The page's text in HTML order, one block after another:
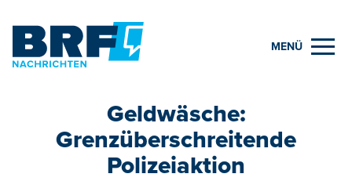
MENÜ
Geldwäsche:
Grenzüberschreitende
Polizeiaktion